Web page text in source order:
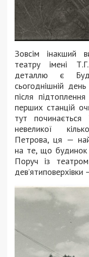
Зовсім інакший
театру імені
деталлю є
сьогоднішній
після
перших станцій
тут починається
невеликої
Петрова, ця —
на те, що будинок
Поруч із